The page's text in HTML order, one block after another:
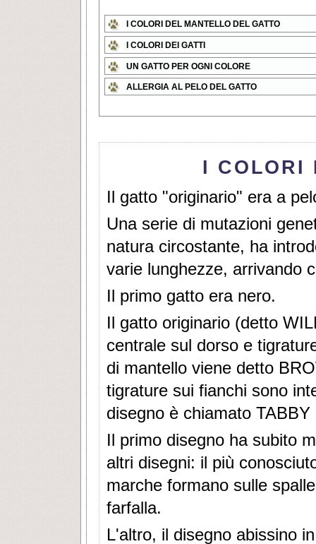
I COLORI DEL MANTELLO DEL GATTO
I COLORI DEI GATTI
UN GATTO PER OGNI COLORE
ALLERGIA AL PELO DEL GATTO
I COLORI
Il gatto "originario" era a
Una serie di mutazioni
natura circostante, ha
varie lunghezze, arrivando
Il primo gatto era nero.
Il gatto originario (detto
centrale sul dorso e
di mantello viene detto
tigrature sui fianchi sono
disegno è chiamato
Il primo disegno ha subito
altri disegni: il più
marche formano sulle
farfalla.
L'altro, il disegno abissino